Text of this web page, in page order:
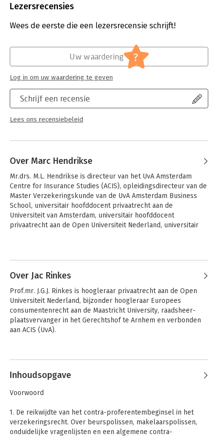
Uitgever:
Verschijningsdatum:
23-1-2014
Verzekeringsrecht [w.o. subrogatie]
Serie:
ACIS Serie - UvA Amsterdam Centre for
Lezersrecensies
Wees de eerste die een lezersrecensie schrijft!
Schrijf een recensie
Lees ons recensiebeleid
Uw waardering ?
Log in om uw waardering te geven
Over Marc Hendrikse
Mr.drs. M.L. Hendrikse is directeur van het UvA Amsterdam
Centre for Insurance Studies (ACIS), opleidingsdirecteur van de
Master Verzekeringskunde van de UvA Amsterdam Business
School, universitair hoofddocent privaatrecht aan de
Universiteit van Amsterdam, universitair hoofddocent
privaatrecht aan de Open Universiteit Nederland, universitair
Verzekeringsrecht
Over Jac Rinkes
Prof.mr. J.G.J. Rinkes is hoogleraar privaatrecht aan de Open
Universiteit Nederland, bijzonder hoogleraar Europees
consumentenrecht aan de Maastricht University, raadsheer-
plaatsvervanger in het Gerechtshof te Arnhem en verbonden
aan ACIS (UvA).
Andere boeken door Jac Rinkes
Inhoudsopgave
Voorwoord
1. De reikwijdte van het contra-proferentembeginsel in het
verzekeringsrecht. Over beurspolissen, makelaarspolissen,
onduidelijke vragenlijsten en een algemene contra-